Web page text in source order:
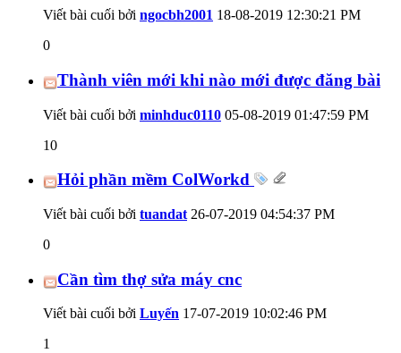
Viết bài cuối bởi ngocbh2001 18-08-2019 12:30:21 PM
0
Thành viên mới khi nào mới được đăng bài
Viết bài cuối bởi minhduc0110 05-08-2019 01:47:59 PM
10
Hỏi phần mềm ColWorkd
Viết bài cuối bởi tuandat 26-07-2019 04:54:37 PM
0
Cần tìm thợ sửa máy cnc
Viết bài cuối bởi Luyến 17-07-2019 10:02:46 PM
1